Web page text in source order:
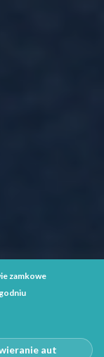
zamkowe
aut